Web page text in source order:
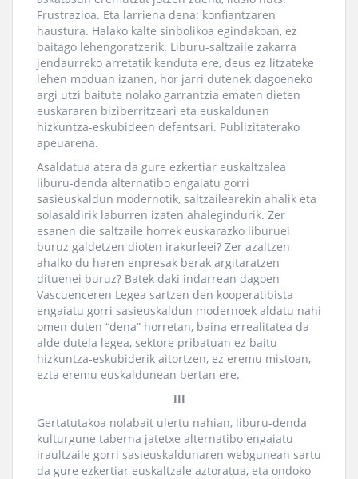
Frustrazioa. Eta larriena dena: konfiantzaren
haustura. Halako kalte sinbolikoa egindakoan, ez
baitago lehengoratzerik. Liburu-saltzaile zakarra
jendaurreko arretatik kenduta ere, deus ez litzateke
lehen moduan izanen, hor jarri dutenek dagoeneko
argi utzi baitute nolako garrantzia ematen dieten
euskararen biziberritzeari eta euskaldunen
hizkuntza-eskubideen defentsari. Publizitaterako
apeuarena.
Asaldatua atera da gure ezkertiar euskaltzalea
liburu-denda alternatibo engaiatu gorri
sasieuskaldun modernotik, saltzailearekin ahalik eta
solasaldirik laburren izaten ahalegindurik. Zer
esanen die saltzaile horrek euskarazko liburuei
buruz galdetzen dioten irakurleei? Zer azaltzen
ahalko du haren enpresak berak argitaratzen
dituenei buruz? Batek daki indarrean dagoen
Vascuenceren Legea sartzen den kooperatibista
engaiatu gorri sasieuskaldun modernoek aldatu nahi
omen duten “dena” horretan, baina errealitatea da
alde dutela legea, sektore pribatuan ez baitu
hizkuntza-eskubiderik aitortzen, ez eremu mistoan,
ezta eremu euskaldunean bertan ere.
III
Gertatutakoa nolabait ulertu nahian, liburu-denda
kulturgune taberna jatetxe alternatibo engaiatu
iraultzaile gorri sasieuskaldunaren webgunean sartu
da gure ezkertiar euskaltzale aztoratua, eta ondoko